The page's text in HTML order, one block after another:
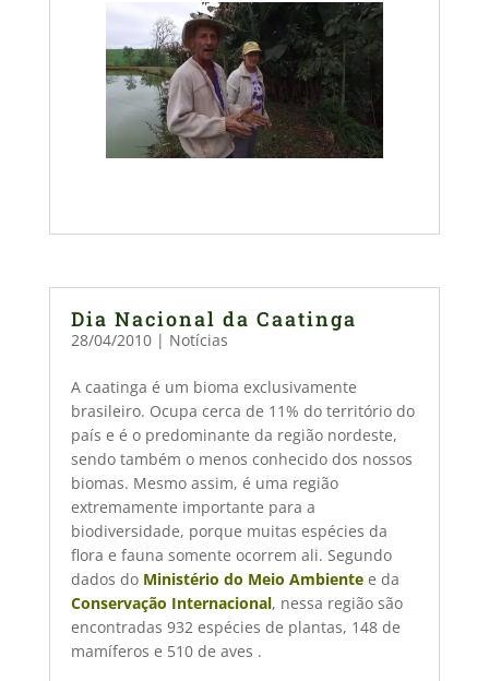
Dia Nacional da Caatinga
28/04/2010| Notícias
A caatinga é um bioma exclusivamente
brasileiro. Ocupa cerca de 11% do território do
país e é o predominante da região nordeste,
sendo também o menos conhecido dos nossos
biomas. Mesmo assim, é uma região
extremamente importante para a
biodiversidade, porque muitas espécies da
flora e fauna somente ocorrem ali. Segundo
dados do Ministério do Meio Ambientee da
Conservação Internacional, nessa região são
encontradas 932 espécies de plantas, 148 de
mamíferos e 510 de aves .